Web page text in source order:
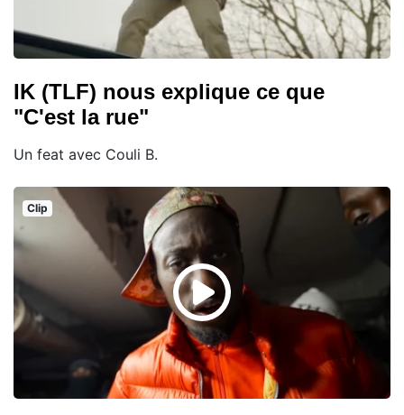
IK (TLF) nous explique ce que
"C'est la rue"
Un feat avec Couli B.
Clip